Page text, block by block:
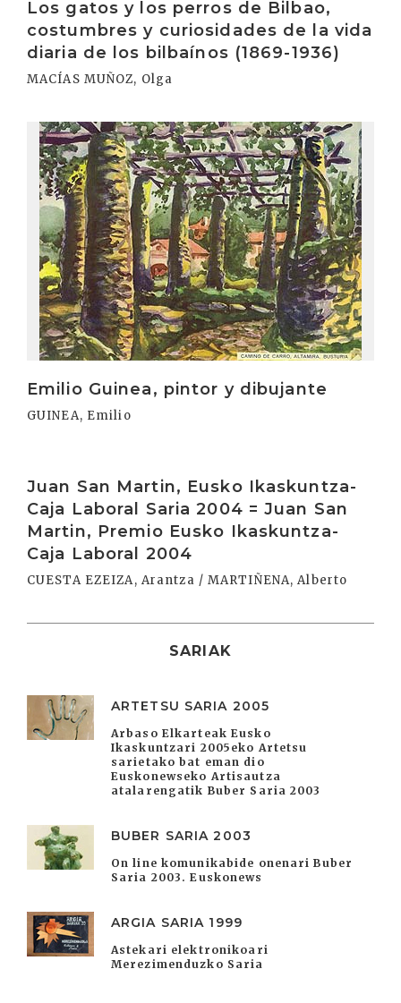
Los gatos y los perros de Bilbao,
costumbres y curiosidades de la vida
diaria de los bilbaínos (1869-1936)
MACÍAS MUÑOZ, Olga
Emilio Guinea, pintor y dibujante
GUINEA, Emilio
Irakurri
Juan San Martin, Eusko Ikaskuntza-
Caja Laboral Saria 2004 = Juan San
Martin, Premio Eusko Ikaskuntza-
Caja Laboral 2004
CUESTA EZEIZA, Arantza / MARTIÑENA, Alberto
SARIAK
ARTETSU SARIA 2005
Arbaso Elkarteak Eusko
Ikaskuntzari 2005eko Artetsu
sarietako bat eman dio
Euskonewseko Artisautza
atalarengatik Buber Saria 2003
BUBER SARIA 2003
On line komunikabide onenari Buber
Saria 2003. Euskonews
ARGIA SARIA 1999
Astekari elektronikoari
Merezimenduzko Saria